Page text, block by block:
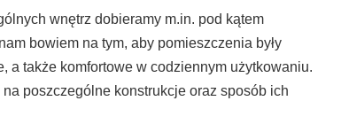
wnętrz dobieramy m.in. pod kątem
bowiem na tym, aby pomieszczenia były
a także komfortowe w codziennym użytkowaniu.
poszczególne konstrukcje oraz sposób ich